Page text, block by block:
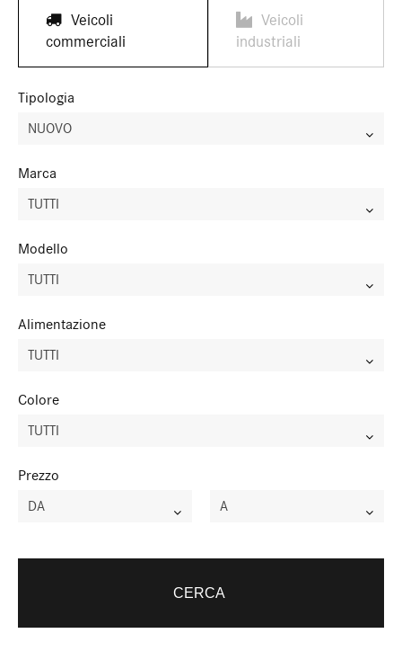
Accessori e Collection
Veicoli
commerciali
Veicoli
industriali
Tipologia
NUOVO
Marca
TUTTI
Modello
TUTTI
Alimentazione
TUTTI
Colore
TUTTI
Prezzo
DA A
CERCA